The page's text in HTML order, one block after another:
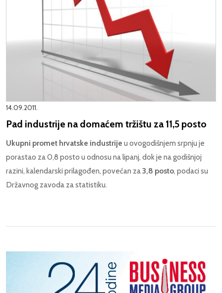
14.09.2011.
Pad industrije na domaćem tržištu za 11,5 posto
Ukupni promet hrvatske industrije u ovogodišnjem srpnju je
porastao za 0,8 posto u odnosu na lipanj, dok je na godišnjoj
razini, kalendarski prilagođen, povećan za3,8 posto, podaci su
Državnog zavoda za statistiku.